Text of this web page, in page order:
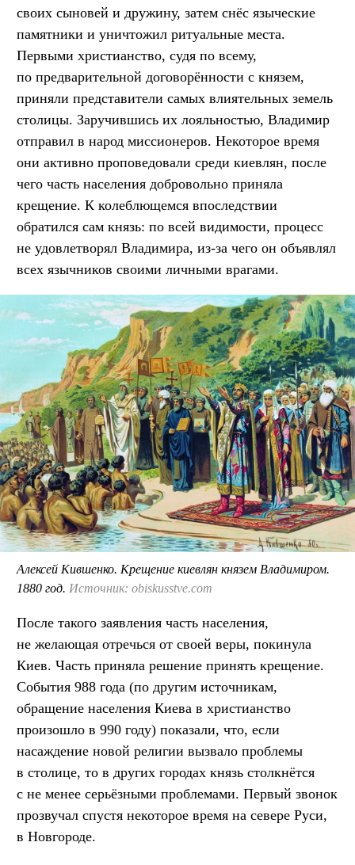
своих сыновей и дружину, затем снёс языческие
памятники и уничтожил ритуальные места.
Первыми христианство, судя по всему,
по предварительной договорённости с князем,
приняли представители самых влиятельных земель
столицы. Заручившись их лояльностью, Владимир
отправил в народ миссионеров. Некоторое время
они активно проповедовали среди киевлян, после
чего часть населения добровольно приняла
крещение. К колеблющемся впоследствии
обратился сам князь: по всей видимости, процесс
не удовлетворял Владимира, из-за чего он объявлял
всех язычников своими личными врагами.
Алексей Кившенко. Крещение киевлян князем Владимиром.
1880 год. Источник: obiskusstve.com
После такого заявления часть населения,
не желающая отречься от своей веры, покинула
Киев. Часть приняла решение принять крещение.
События 988 года (по другим источникам,
обращение населения Киева в христианство
произошло в 990 году) показали, что, если
насаждение новой религии вызвало проблемы
в столице, то в других городах князь столкнётся
с не менее серьёзными проблемами. Первый звонок
прозвучал спустя некоторое время на севере Руси,
в Новгороде.